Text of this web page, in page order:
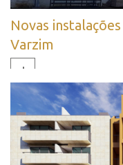
Novas
Varzim
+